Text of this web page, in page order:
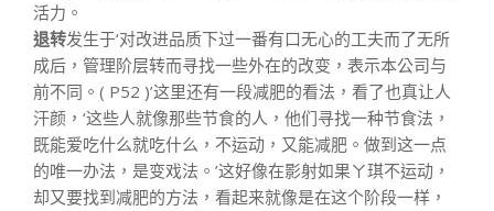
活力。
退转发生于‘对改进品质下过一番有口无心的工夫而了无所
成后，管理阶层转而寻找一些外在的改变，表示本公司与
前不同。( P52 )’这里还有一段减肥的看法，看了也真让人
汗颜，‘这些人就像那些节食的人，他们寻找一种节食法，
既能爱吃什么就吃什么，不运动，又能减肥。做到这一点
的唯一办法，是变戏法。’这好像在影射如果ㄚ琪不运动，
却又要找到减肥的方法，看起来就像是在这个阶段一样，